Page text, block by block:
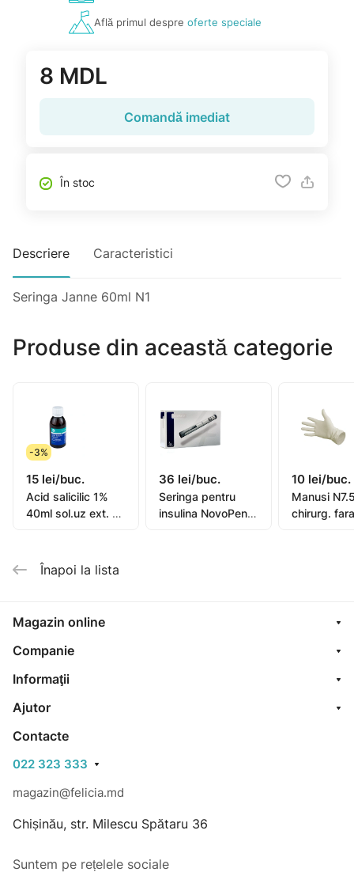
Află primul despre oferte speciale
8 MDL
Comandă imediat
În stoc
Descriere Caracteristici
Seringa Janne 60ml N1
Produse din această categorie
-3%
15 lei/buc.
Acid salicilic 1%
40ml sol.uz ext. N1
36 lei/buc.
Seringa pentru
insulina NovoPen4
10 lei/buc.
Manusi
chirurg.
Înapoi la lista
Magazin online
Companie
Informaţii
Ajutor
Contacte
022 323 333
magazin@felicia.md
Chișinău, str. Milescu Spătaru 36
Suntem pe rețelele sociale